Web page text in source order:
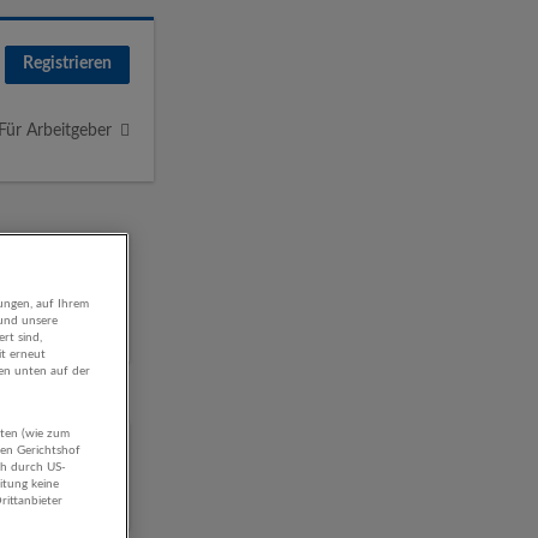
Registrieren
Für Arbeitgeber
auf Ihrem
unsere
sind,
erneut
unten auf der
(wie zum
Gerichtshof
durch US-
keine